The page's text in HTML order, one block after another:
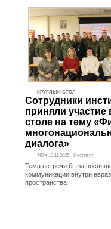
КРУГЛЫЙ СТОЛ
Сотрудники
приняли участие
столе на тему
диалога»
787 • 10.11.2025 - Институт
Тема встречи была
коммуникации внутри
пространства